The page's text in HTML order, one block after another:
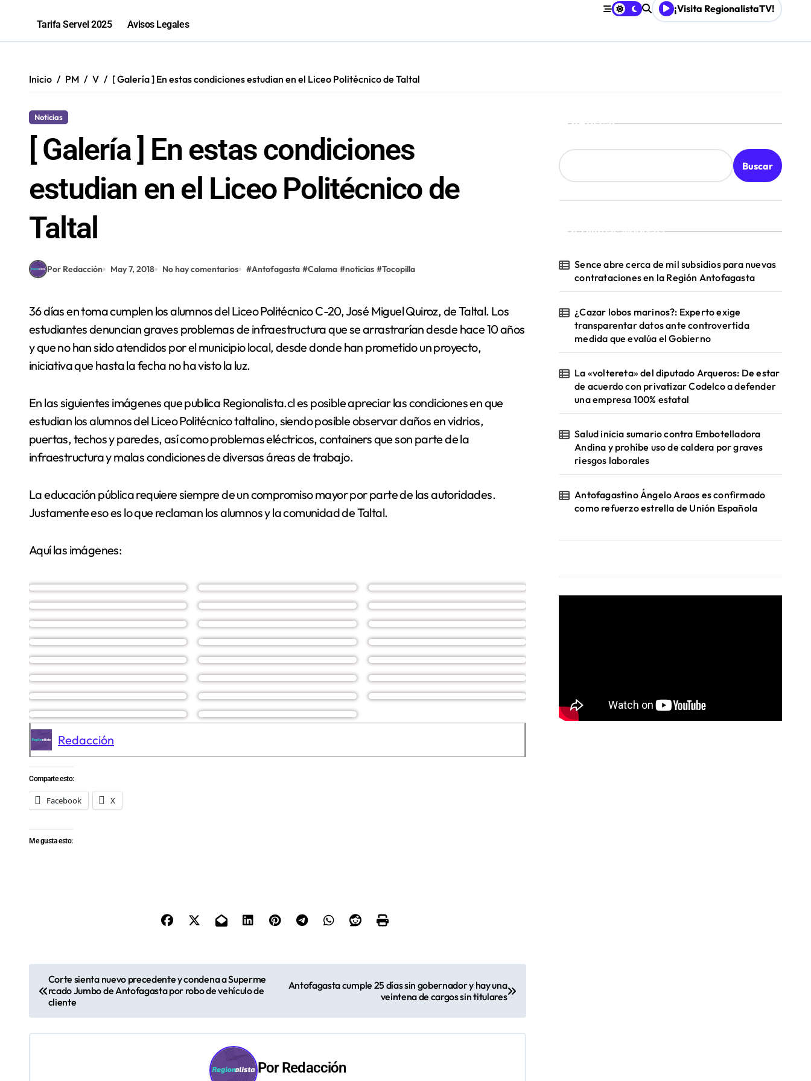
Tarifa Servel 2025 Avisos Legales
¡Visita RegionalistaTV!
Inicio PM V [ Galería ] En estas condiciones estudian en el Liceo Politécnico de Taltal
Noticias
[ Galería ] En estas condiciones
estudian en el Liceo Politécnico de
Taltal
Por Redacción May 7, 2018 No hay comentarios #Antofagasta #Calama #noticias #Tocopilla
36 días en toma cumplen los alumnos del Liceo Politécnico C-20, José Miguel Quiroz, de Taltal. Los
estudiantes denuncian graves problemas de infraestructura que se arrastrarían desde hace 10 años
y que no han sido atendidos por el municipio local, desde donde han prometido un proyecto,
iniciativa que hasta la fecha no ha visto la luz.
En las siguientes imágenes que publica Regionalista.cl es posible apreciar las condiciones en que
estudian los alumnos del Liceo Politécnico taltalino, siendo posible observar daños en vidrios,
puertas, techos y paredes, así como problemas eléctricos, containers que son parte de la
infraestructura y malas condiciones de diversas áreas de trabajo.
La educación pública requiere siempre de un compromiso mayor por parte de las autoridades.
Justamente eso es lo que reclaman los alumnos y la comunidad de Taltal.
Aquí las imágenes:
Redacción
Comparte esto:
Facebook X
Me gusta esto:
v
Corte sienta nuevo precedente y condena a Superme
rcado Jumbo de Antofagasta por robo de vehículo de
cliente
Antofagasta cumple 25 días sin gobernador y hay una
veintena de cargos sin titulares
PorRedacción
Buscar
Buscar
¡Ultimas Noticias!
Sence abre cerca de mil subsidios para nuevas
contrataciones en la Región Antofagasta
¿Cazar lobos marinos?: Experto exige
transparentar datos ante controvertida
medida que evalúa el Gobierno
La «voltereta» del diputado Arqueros: De estar
de acuerdo con privatizar Codelco a defender
una empresa 100% estatal
Salud inicia sumario contra Embotelladora
Andina y prohíbe uso de caldera por graves
riesgos laborales
Antofagastino Ángelo Araos es confirmado
como refuerzo estrella de Unión Española